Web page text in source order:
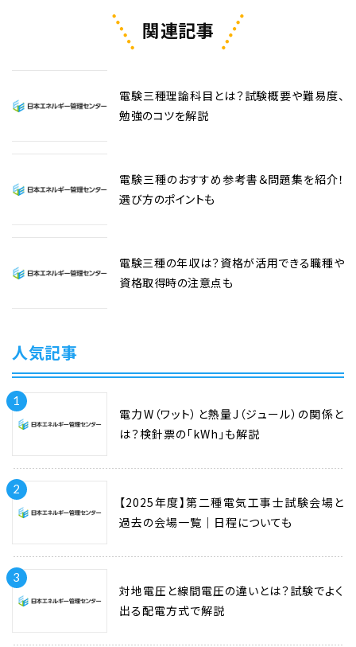
関連記事
電験三種理論科目とは？試験概要や難易度、
勉強のコツを解説
電験三種のおすすめ参考書＆問題集を紹介！
選び方のポイントも
電験三種の年収は？資格が活用できる職種や
資格取得時の注意点も
人気記事
1
電力W（ワット）と熱量J（ジュール）の関係と
は？検針票の「kWh」も解説
2
【2025年度】第二種電気工事士試験会場と
過去の会場一覧｜日程についても
3
対地電圧と線間電圧の違いとは？試験でよく
出る配電方式で解説